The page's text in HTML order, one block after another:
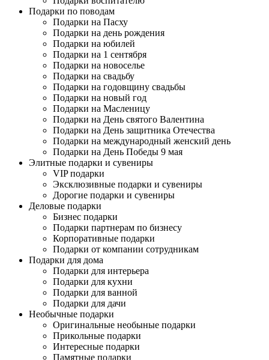
Подарки по поводам
Подарки на Пасху
Подарки на день рождения
Подарки на юбилей
Подарки на 1 сентября
Подарки на новоселье
Подарки на свадьбу
Подарки на годовщину свадьбы
Подарки на новый год
Подарки на Масленицу
Подарки на День святого Валентина
Подарки на День защитника Отечества
Подарки на международный женский день
Подарки на День Победы 9 мая
Элитные подарки и сувениры
VIP подарки
Эксклюзивные подарки и сувениры
Дорогие подарки и сувениры
Деловые подарки
Бизнес подарки
Подарки партнерам по бизнесу
Корпоративные подарки
Подарки от компании сотрудникам
Подарки для дома
Подарки для интерьера
Подарки для кухни
Подарки для ванной
Подарки для дачи
Необычные подарки
Оригинальные необыные подарки
Прикольные подарки
Интересные подарки
Памятные подарки